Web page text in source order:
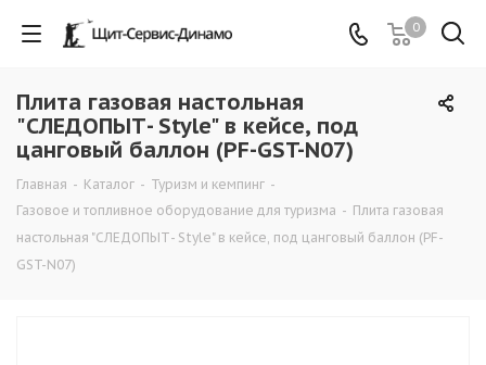
0
Плита газовая настольная
"СЛЕДОПЫТ- Style" в кейсе, под
цанговый баллон (PF-GST-N07)
Главная - Каталог - Туризм и кемпинг -
Газовое и топливное оборудование для туризма - Плита газовая
настольная "СЛЕДОПЫТ- Style" в кейсе, под цанговый баллон (PF-
GST-N07)